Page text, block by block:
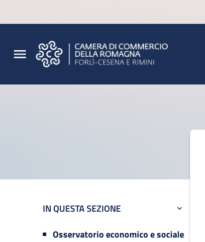
IN QUESTA SEZIONE
Osservatorio economico e sociale